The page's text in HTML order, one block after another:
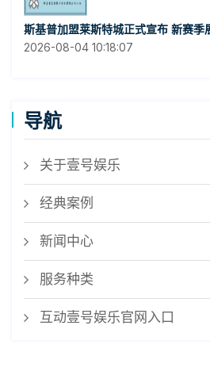
斯基普加盟莱斯特城正式宣布 新赛季
2026-08-04 10:18:07
导航
关于壹号娱乐
经典案例
新闻中心
服务种类
互动壹号娱乐官网入口